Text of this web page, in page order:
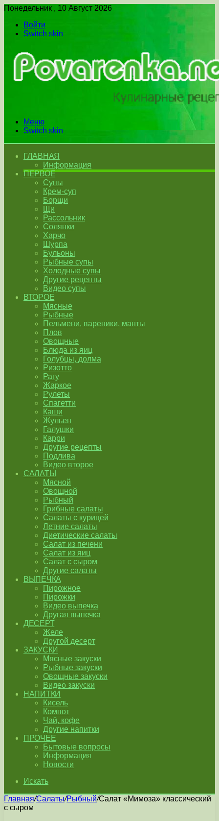
Понедельник , 10 Август 2026
Войти
Switch skin
Меню
Switch skin
ГЛАВНАЯ
Информация
ПЕРВОЕ
Супы
Крем-суп
Борщи
Щи
Рассольник
Солянки
Харчо
Шурпа
Бульоны
Рыбные супы
Холодные супы
Другие рецепты
Видео супы
ВТОРОЕ
Мясные
Рыбные
Пельмени, вареники, манты
Плов
Овощные
Блюда из яиц
Голубцы, долма
Ризотто
Рагу
Жаркое
Рулеты
Спагетти
Каши
Жульен
Галушки
Карри
Другие рецепты
Подлива
Видео второе
САЛАТЫ
Мясной
Овощной
Рыбный
Грибные салаты
Салаты с курицей
Летние салаты
Диетические салаты
Салат из печени
Салат из яиц
Салат с сыром
Другие салаты
ВЫПЕЧКА
Пирожное
Пирожки
Видео выпечка
Другая выпечка
ДЕСЕРТ
Желе
Другой десерт
ЗАКУСКИ
Мясные закуски
Рыбные закуски
Овощные закуски
Видео закуски
НАПИТКИ
Кисель
Компот
Чай, кофе
Другие напитки
ПРОЧЕЕ
Бытовые вопросы
Информация
Новости
Искать
Главная/Салаты/Рыбный/Салат «Мимоза» классический
с сыром